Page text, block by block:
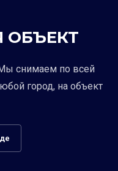
ОБЪЕКТ
снимаем по всей
город, на объект